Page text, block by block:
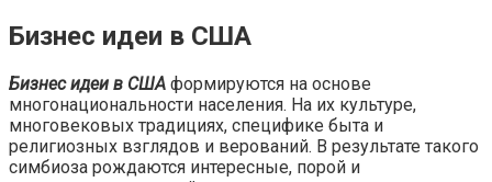
Бизнес идеи в США
Бизнес идеи в США формируются на основе
многонациональности населения. На их культуре,
многовековых традициях, специфике быта и
религиозных взглядов и верований. В результате такого
симбиоза рождаются интересные, порой и